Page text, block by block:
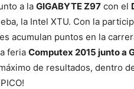
a la GIGABYTE Z97 con el
la Intel XTU. Con la
acumulan puntos en la
feria Computex 2015 junto a
de resultados, dentro